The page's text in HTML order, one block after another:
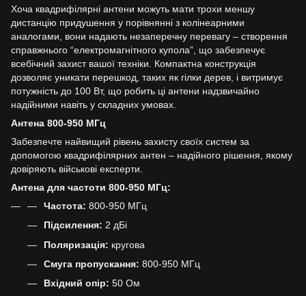
Хоча квадрифілярні антени можуть мати трохи меншу
дистанцію придушення у порівнянні з колінеарними
аналогами, вони надають незаперечну перевагу – створення
справжнього “електромагнітного купола”, що забезпечує
всебічний захист вашої техніки. Компактна конструкція
дозволяє уникати перешкод, таких як гілки дерев, і витримує
потужність до 100 Вт, що робить ці антени надзвичайно
надійними навіть у складних умовах.
Антена 800-950 МГц
Забезпечте найвищий рівень захисту своїх систем за
допомогою квадрифілярних антен – надійного рішення, якому
довіряють військові експерти.
Антена для частоти 800-950 МГц:
Частота: 800-950 МГц
Підсилення: 2 дБі
Поляризація: кругова
Смуга пропускання: 800-950 МГц
Вхідний опір: 50 Ом